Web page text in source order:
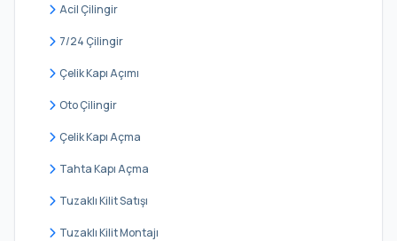
Acil Çilingir
7/24 Çilingir
Çelik Kapı Açımı
Oto Çilingir
Çelik Kapı Açma
Tahta Kapı Açma
Tuzaklı Kilit Satışı
Tuzaklı Kilit Montajı